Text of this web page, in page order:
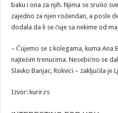
baku i ona za njih. Njima se srušio
zajedno za njen rođendan, a posle
dodala da li se čuje sa nekime od
– Čujemo se s kolegama, kuma Ana
najtežim trenucima. Nesebično se
Slavko Banjac, Rokvići – zaključila je
Izvor: kurir.rs